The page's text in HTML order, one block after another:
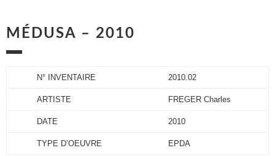
MÉDUSA – 2010
N° INVENTAIRE 2010.02
ARTISTE FREGER Charles
DATE 2010
TYPE D’OEUVRE EPDA